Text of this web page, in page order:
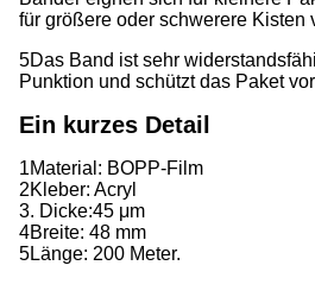
für größere oder schwerere Kisten
5Das Band ist sehr
Punktion und schützt das Paket
Ein kurzes Detail
1Material: BOPP-Film
2Kleber: Acryl
3. Dicke:45 μm
4Breite: 48 mm
5Länge: 200 Meter.